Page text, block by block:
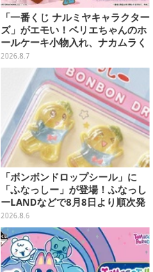
「一番くじ ナルミヤキャラクター
ズ」がエモい！ベリエちゃんのホ
ールケーキ小物入れ、ナカムラく
んのマスコットなどがズラリ
2026.8.7
「ボンボンドロップシール」に
「ふなっしー」が登場！ふなっし
ーLANDなどで8月8日より順次発
売
2026.8.6